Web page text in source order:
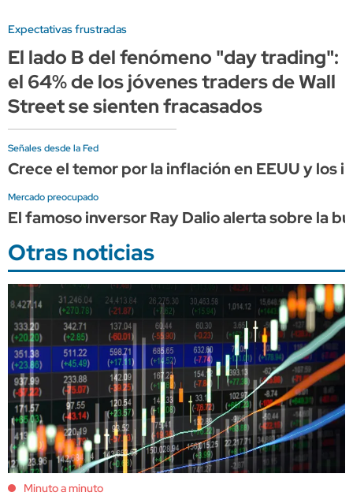
Expectativas frustradas
El lado B del fenómeno "day trading":
el 64% de los jóvenes traders de Wall
Street se sienten fracasados
Señales desde la Fed
Crece el temor por la inflación en EEUU y los
Mercado preocupado
El famoso inversor Ray Dalio alerta sobre la
Otras noticias
Minuto a minuto